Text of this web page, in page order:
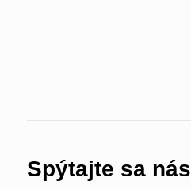
Spýtajte sa nás